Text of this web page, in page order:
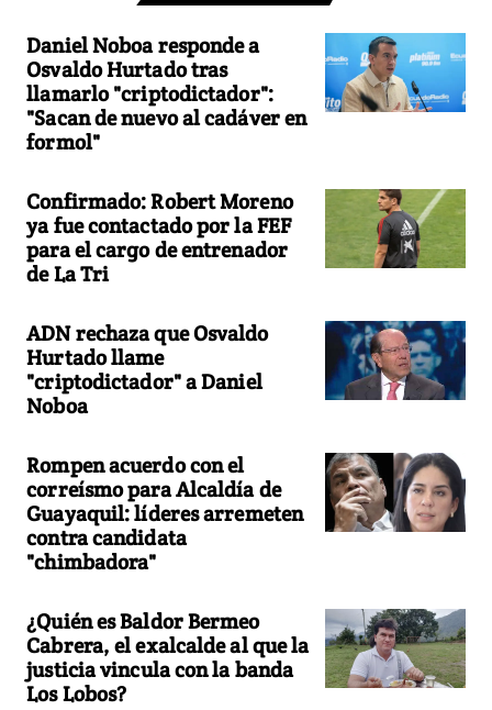
Daniel Noboa responde a
Osvaldo Hurtado tras
llamarlo "criptodictador":
"Sacan de nuevo al cadáver en
formol"
Confirmado: Robert Moreno
ya fue contactado por la FEF
para el cargo de entrenador
de La Tri
ADN rechaza que Osvaldo
Hurtado llame
"criptodictador" a Daniel
Noboa
Rompen acuerdo con el
correísmo para Alcaldía de
Guayaquil: líderes arremeten
contra candidata
"chimbadora"
¿Quién es Baldor Bermeo
Cabrera, el exalcalde al que la
justicia vincula con la banda
Los Lobos?